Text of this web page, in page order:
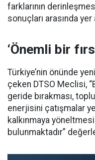
farklarının
sonuçları arasında
‘Önemli bir
Türkiye’nin önünde
çeken DTSO Meclisi,
geride bırakması,
enerjisini çatışmalar
kalkınmaya
bulunmaktadır”